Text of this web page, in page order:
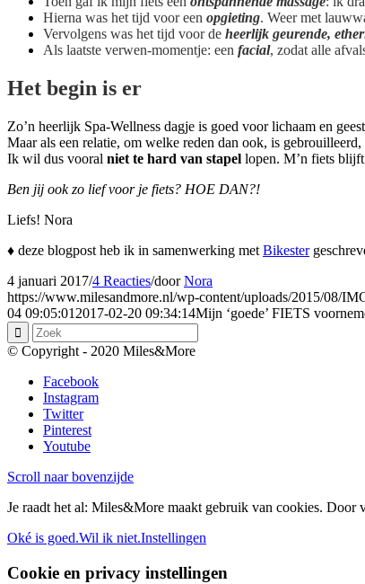
Hierna was het tijd voor een opgieting. Weer met
Vervolgens was het tijd voor de heerlijk geurende,
Als laatste verwen-momentje: een facial, zodat alle
Het begin is er
Zo’n heerlijk Spa-Wellness dagje is goed voor lichaam en
Maar als een relatie, om welke reden dan ook, is
Ik wil dus vooral niet te hard van stapel lopen. M’n fiets
Ben jij ook zo lief voor je fiets? HOE DAN?!
Liefs! Nora
♦ deze blogpost heb ik in samenwerking met Bikester
4 januari 2017/4 Reacties/doorNora
https://www.milesandmore.nl/wp-content/uploads/2015/08/
04 09:05:01 2017-02-20 09:34:14Mijn ‘goede’ FIETS
© Copyright - 2020 Miles&More
Facebook
Instagram
Twitter
Pinterest
Youtube
Scroll naar bovenzijde
Je raadt het al: Miles&More maakt gebruik van cookies. Door
Oké is goed.Wil ik niet.Instellingen
Cookie en privacy instellingen